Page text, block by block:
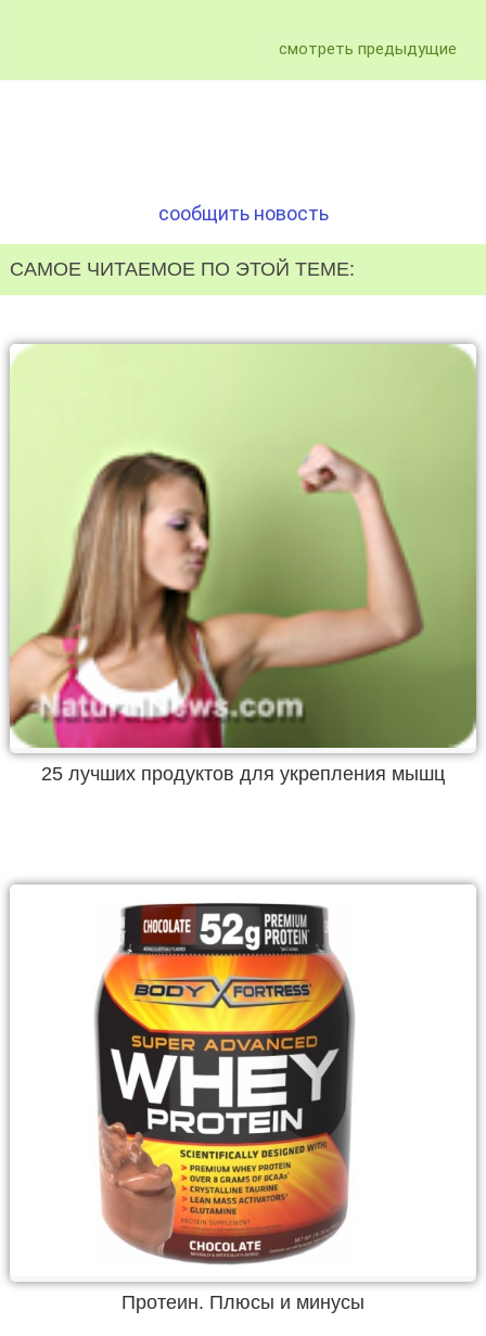
смотреть предыдущие
сообщить новость
САМОЕ ЧИТАЕМОЕ ПО ЭТОЙ ТЕМЕ:
25 лучших продуктов для укрепления мышц
Протеин. Плюсы и минусы